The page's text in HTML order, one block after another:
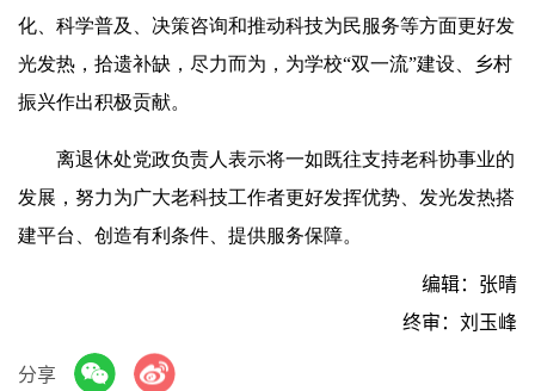
化、科学普及、决策咨询和推动科技为民服务等方面更好发
光发热，拾遗补缺，尽力而为，为学校“双一流”建设、乡村
振兴作出积极贡献。
离退休处党政负责人表示将一如既往支持老科协事业的
发展，努力为广大老科技工作者更好发挥优势、发光发热搭
建平台、创造有利条件、提供服务保障。
编辑：张晴
终审：刘玉峰
分享